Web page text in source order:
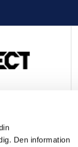
Den information